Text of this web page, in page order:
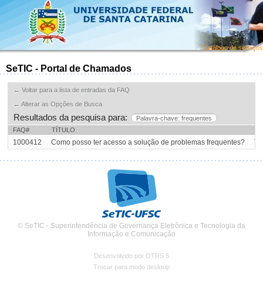
Catálogo de serviços
SeTIC - Portal de Chamados
← Voltar para a lista de entradas da FAQ
← Alterar as Opções de Busca
Resultados da pesquisa para:
Palavra-chave: frequentes
FAQ#
TÍTULO
1000412 Como posso ter acesso a solução de problemas frequentes?
© SeTIC - Superintendência de Governança Eletrônica e Tecnologia da
Informação e Comunicação
Desenvolvido por OTRS 5
Trocar para modo desktop